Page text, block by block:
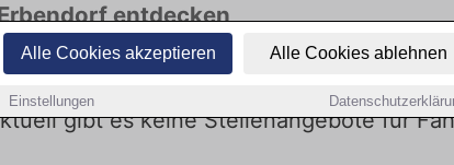
Alle Cookies akzeptieren Alle Cookies ablehnen
Einstellungen
entdecken
Angebote. Entdecken Sie freie Optionen von Top-
gibt es keine Stellenangebote für